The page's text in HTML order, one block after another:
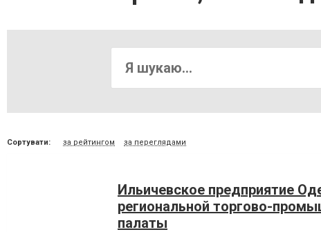
Сортувати: за рейтингом за переглядами
Ильичевское предприятие
региональной торгово-
палаты